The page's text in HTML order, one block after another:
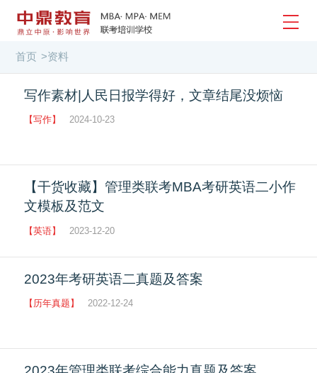
首页 >资料
写作素材|人民日报学得好，文章结尾没烦恼
【写作】 2024-10-23
【干货收藏】管理类联考MBA考研英语二小作
文模板及范文
【英语】 2023-12-20
2023年考研英语二真题及答案
【历年真题】 2022-12-24